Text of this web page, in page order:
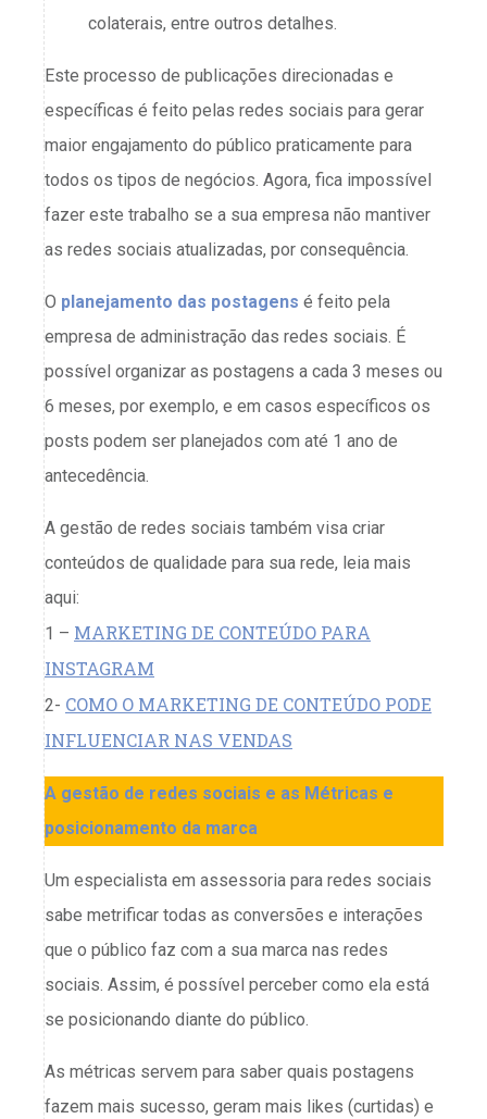
colaterais, entre outros detalhes.
Este processo de publicações direcionadas e
específicas é feito pelas redes sociais para gerar
maior engajamento do público praticamente para
todos os tipos de negócios. Agora, fica impossível
fazer este trabalho se a sua empresa não mantiver
as redes sociais atualizadas, por consequência.
O planejamento das postagens é feito pela
empresa de administração das redes sociais. É
possível organizar as postagens a cada 3 meses ou
6 meses, por exemplo, e em casos específicos os
posts podem ser planejados com até 1 ano de
antecedência.
A gestão de redes sociais também visa criar
conteúdos de qualidade para sua rede, leia mais
aqui:
1 – MARKETING DE CONTEÚDO PARA
INSTAGRAM
2- COMO O MARKETING DE CONTEÚDO PODE
INFLUENCIAR NAS VENDAS
A gestão de redes sociais e as Métricas e
posicionamento da marca
Um especialista em assessoria para redes sociais
sabe metrificar todas as conversões e interações
que o público faz com a sua marca nas redes
sociais. Assim, é possível perceber como ela está
se posicionando diante do público.
As métricas servem para saber quais postagens
fazem mais sucesso, geram mais likes (curtidas) e